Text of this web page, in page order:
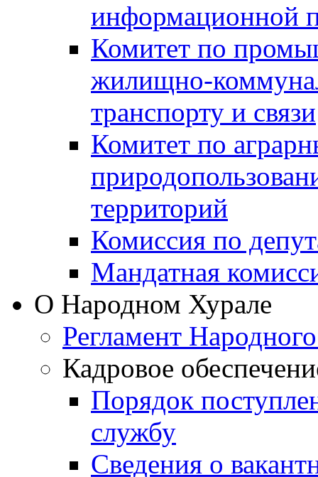
информационной
Комитет по
жилищно-
транспорту и связи
Комитет по
территорий
Комиссия по
Мандатная
О Народном Хурале
Регламент
Кадровое
Порядок
службу
Сведения о